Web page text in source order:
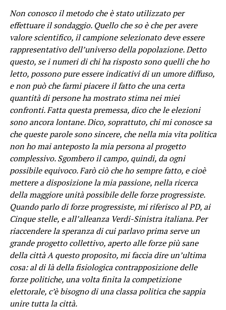
Non conosco il metodo che è stato utilizzato per
effettuare il sondaggio. Quello che so è che per avere
valore scientifico, il campione selezionato deve essere
rappresentativo dell’universo della popolazione. Detto
questo, se i numeri di chi ha risposto sono quelli che ho
letto, possono pure essere indicativi di un umore diffuso,
e non può che farmi piacere il fatto che una certa
quantità di persone ha mostrato stima nei miei
confronti. Fatta questa premessa, dico che le elezioni
sono ancora lontane. Dico, soprattuto, chi mi conosce sa
che queste parole sono sincere, che nella mia vita politica
non ho mai anteposto la mia persona al progetto
complessivo. Sgombero il campo, quindi, da ogni
possibile equivoco. Farò ciò che ho sempre fatto, e cioè
mettere a disposizione la mia passione, nella ricerca
della maggiore unità possibile delle forze progressiste.
Quando parlo di forze progressiste, mi riferisco al PD, ai
Cinque stelle, e all’alleanza Verdi-Sinistra italiana. Per
riaccendere la speranza di cui parlavo prima serve un
grande progetto collettivo, aperto alle forze più sane
della città A questo proposito, mi faccia dire un’ultima
cosa: al di là della fisiologica contrapposizione delle
forze politiche, una volta finita la competizione
elettorale, c’è bisogno di una classa politica che sappia
unire tutta la città.